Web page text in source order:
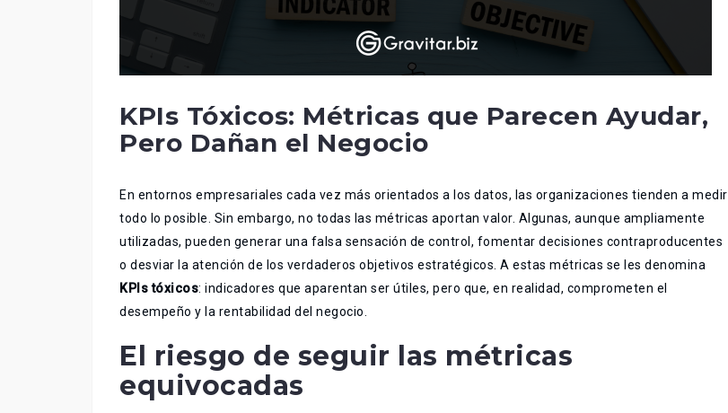
KPIs Tóxicos: Métricas que Parecen Ayudar,
Pero Dañan el Negocio
En entornos empresariales cada vez más orientados a los datos, las organizaciones tienden a medir
todo lo posible. Sin embargo, no todas las métricas aportan valor. Algunas, aunque ampliamente
utilizadas, pueden generar una falsa sensación de control, fomentar decisiones contraproducentes
o desviar la atención de los verdaderos objetivos estratégicos. A estas métricas se les denomina
KPIs tóxicos: indicadores que aparentan ser útiles, pero que, en realidad, comprometen el
desempeño y la rentabilidad del negocio.
El riesgo de seguir las métricas
equivocadas